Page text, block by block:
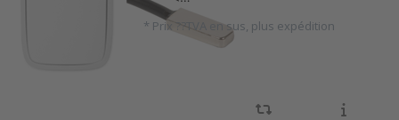
* Prix ??TVA en sus, plus expédition